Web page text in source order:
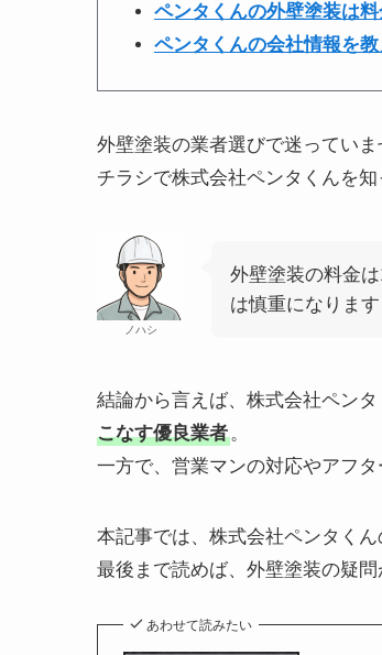
ペンタくんの外壁塗装は料
ペンタくんの会社情報を教
外壁塗装の業者選びで迷っていま
チラシで株式会社ペンタくんを
ノハシ
外壁塗装の料金
は慎重になりま
結論から言えば、株式会社ペン
こなす優良業者。
一方で、営業マンの対応やアフ
本記事では、株式会社ペンタく
最後まで読めば、外壁塗装の疑問
あわせて読みたい